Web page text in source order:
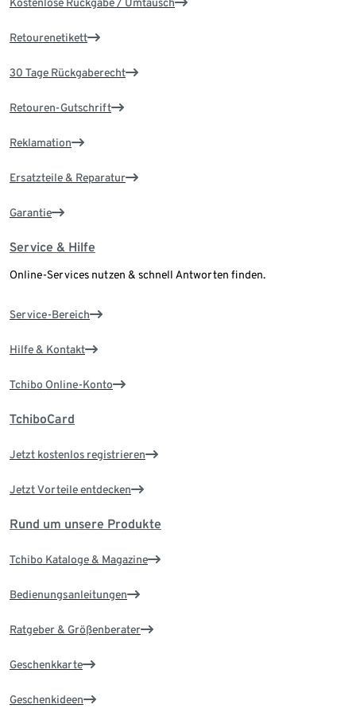
Retourenetikett
30 Tage Rückgaberecht
Retouren-Gutschrift
Reklamation
Ersatzteile & Reparatur
Garantie
Service & Hilfe
Online-Services nutzen & schnell Antworten finden.
Service-Bereich
Hilfe & Kontakt
Tchibo Online-Konto
TchiboCard
Jetzt kostenlos registrieren
Jetzt Vorteile entdecken
Rund um unsere Produkte
Tchibo Kataloge & Magazine
Bedienungsanleitungen
Ratgeber & Größenberater
Geschenkkarte
Geschenkideen